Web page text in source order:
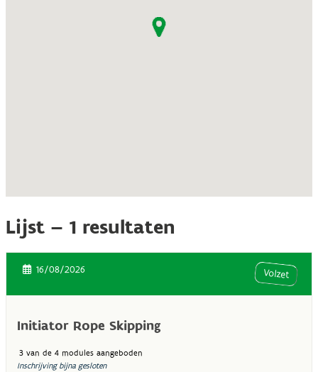
Lijst – 1 resultaten
16/08/2026 Volzet
Initiator Rope Skipping
3 van de 4 modules aangeboden
Inschrijving bijna gesloten